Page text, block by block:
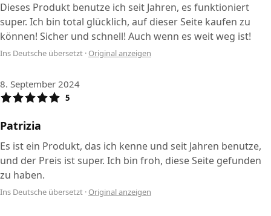
Dieses Produkt benutze ich seit Jahren, es funktioniert
super. Ich bin total glücklich, auf dieser Seite kaufen zu
können! Sicher und schnell! Auch wenn es weit weg ist!
Ins Deutsche übersetzt · Original anzeigen
8. September 2024
5
Patrizia
Es ist ein Produkt, das ich kenne und seit Jahren benutze,
und der Preis ist super. Ich bin froh, diese Seite gefunden
zu haben.
Ins Deutsche übersetzt · Original anzeigen